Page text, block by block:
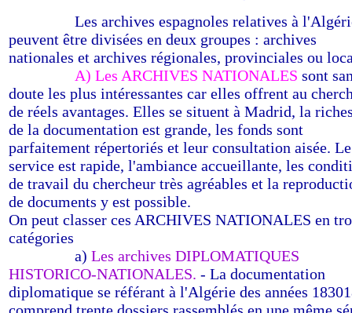
Les archives espagnoles relatives à
peuvent être divisées en deux groupes : archives
nationales et archives régionales, provinciales ou
A) Les ARCHIVES NATIONALES sont
doute les plus intéressantes car elles offrent au
de réels avantages. Elles se situent à Madrid, la
de la documentation est grande, les fonds sont
parfaitement répertoriés et leur consultation aisée. Le
service est rapide, l'ambiance accueillante, les
de travail du chercheur très agréables et la
de documents y est possible.
On peut classer ces ARCHIVES NATIONALES en
catégories
a) Les archives DIPLOMATIQUES
HISTORICO-NATIONALES. - La documentation
diplomatique se référant à l'Algérie des années